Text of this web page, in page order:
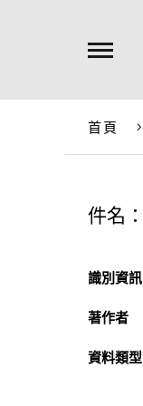
首頁
件名
識別資訊
著作者
資料類型